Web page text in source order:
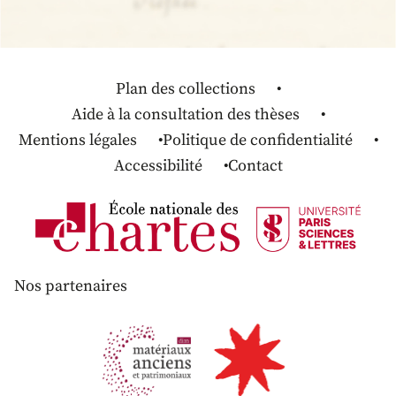
Plan des collections
Aide à la consultation des thèses
Mentions légales
Politique de confidentialité
Accessibilité
Contact
Nos partenaires